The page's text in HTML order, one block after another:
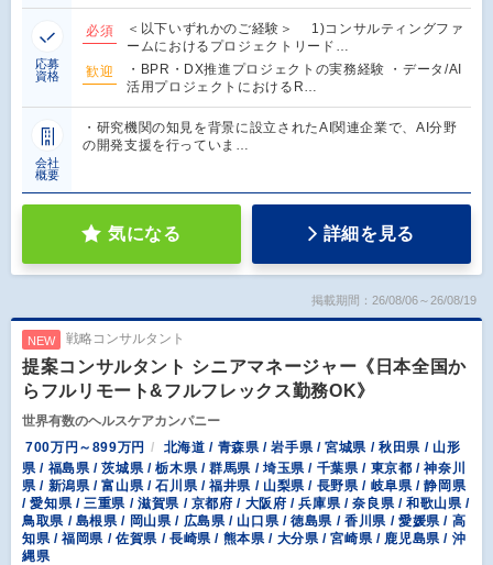
応募
資格
必須
＜以下いずれかのご経験＞ 1)コンサルティングファ
ームにおけるプロジェクトリード…
歓迎
・BPR・DX推進プロジェクトの実務経験 ・データ/AI
活用プロジェクトにおけるR…
会社
概要
・研究機関の知見を背景に設立されたAI関連企業で、AI分野
の開発支援を行っていま…
気になる 詳細を見る
掲載期間：26/08/06～26/08/19
NEW 戦略コンサルタント
提案コンサルタント シニアマネージャー《日本全国か
らフルリモート&フルフレックス勤務OK》
世界有数のヘルスケアカンパニー
700万円～899万円
北海道 / 青森県 / 岩手県 / 宮城県 / 秋田県 / 山形
県 / 福島県 / 茨城県 / 栃木県 / 群馬県 / 埼玉県 / 千葉県 / 東京都 / 神奈川
県 / 新潟県 / 富山県 / 石川県 / 福井県 / 山梨県 / 長野県 / 岐阜県 / 静岡県
/ 愛知県 / 三重県 / 滋賀県 / 京都府 / 大阪府 / 兵庫県 / 奈良県 / 和歌山県 /
鳥取県 / 島根県 / 岡山県 / 広島県 / 山口県 / 徳島県 / 香川県 / 愛媛県 / 高
知県 / 福岡県 / 佐賀県 / 長崎県 / 熊本県 / 大分県 / 宮崎県 / 鹿児島県 / 沖
縄県